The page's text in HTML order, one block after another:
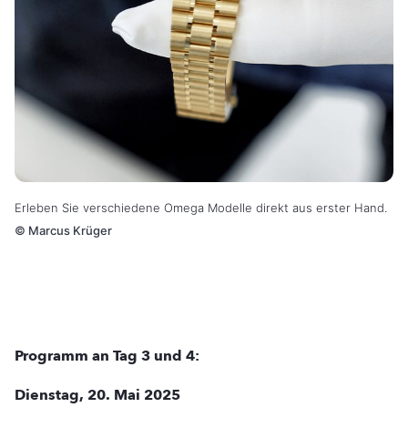
Erleben Sie verschiedene Omega Modelle direkt aus erster Hand.
© Marcus Krüger
Programm an Tag 3 und 4:
Dienstag, 20. Mai 2025